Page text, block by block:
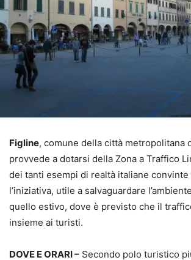
Figline, comune della città metropolitana
provvede a dotarsi della Zona a Traffico
dei tanti esempi di realtà italiane
l’iniziativa, utile a salvaguardare
quello estivo, dove è previsto che il
insieme ai turisti.
DOVE E ORARI – Secondo polo turistico